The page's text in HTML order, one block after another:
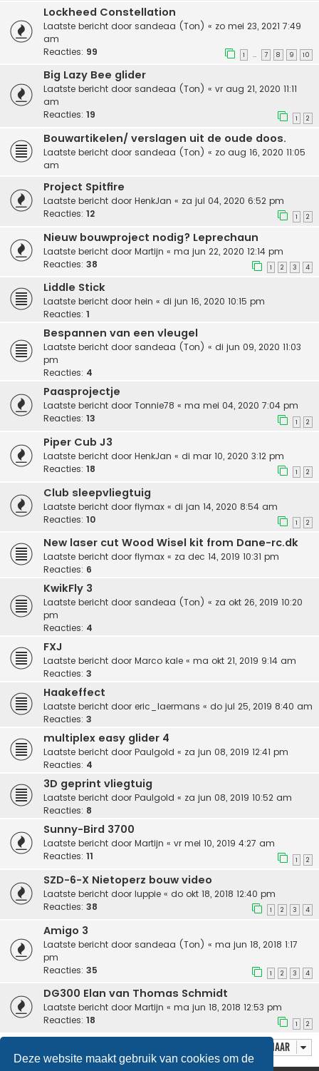
Deze website maakt gebruik van cookies om de
Lockheed Constellation
Laatste bericht door sandeaa (Ton) « zo mei 23, 2021 7:49
am
Reacties: 99 1 … 7 8 9 10
Big Lazy Bee glider
Laatste bericht door sandeaa (Ton) « vr aug 21, 2020 11:11
am
Reacties: 19 1 2
Bouwartikelen/ verslagen uit de oude doos.
Laatste bericht door sandeaa (Ton) « zo aug 16, 2020 11:05
am
Project Spitfire
Laatste bericht door HenkJan « za jul 04, 2020 6:52 pm
Reacties: 12 1 2
Nieuw bouwproject nodig? Leprechaun
Laatste bericht door Martijn « ma jun 22, 2020 12:14 pm
Reacties: 38 1 2 3 4
Liddle Stick
Laatste bericht door hein « di jun 16, 2020 10:15 pm
Reacties: 1
Bespannen van een vleugel
Laatste bericht door sandeaa (Ton) « di jun 09, 2020 11:03
pm
Reacties: 4
Paasprojectje
Laatste bericht door Tonnie78 « ma mei 04, 2020 7:04 pm
Reacties: 13 1 2
Piper Cub J3
Laatste bericht door HenkJan « di mar 10, 2020 3:12 pm
Reacties: 18 1 2
Club sleepvliegtuig
Laatste bericht door flymax « di jan 14, 2020 8:54 am
Reacties: 10 1 2
New laser cut Wood Wisel kit from Dane-rc.dk
Laatste bericht door flymax « za dec 14, 2019 10:31 pm
Reacties: 6
KwikFly 3
Laatste bericht door sandeaa (Ton) « za okt 26, 2019 10:20
pm
Reacties: 4
FXJ
Laatste bericht door Marco kale « ma okt 21, 2019 9:14 am
Reacties: 3
Haakeffect
Laatste bericht door eric_laermans « do jul 25, 2019 8:40 am
Reacties: 3
multiplex easy glider 4
Laatste bericht door Paulgold « za jun 08, 2019 12:41 pm
Reacties: 4
3D geprint vliegtuig
Laatste bericht door Paulgold « za jun 08, 2019 10:52 am
Reacties: 8
Sunny-Bird 3700
Laatste bericht door Martijn « vr mei 10, 2019 4:27 am
Reacties: 11 1 2
SZD-6-X Nietoperz bouw video
Laatste bericht door luppie « do okt 18, 2018 12:40 pm
Reacties: 38 1 2 3 4
Amigo 3
Laatste bericht door sandeaa (Ton) « ma jun 18, 2018 1:17
pm
Reacties: 35 1 2 3 4
DG300 Elan van Thomas Schmidt
Laatste bericht door Martijn « ma jun 18, 2018 12:53 pm
Reacties: 18 1 2
Ga naar